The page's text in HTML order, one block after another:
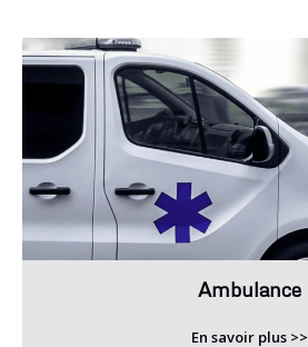
Ambulance
En savoir plus >>